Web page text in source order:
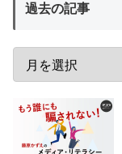
過去の記事